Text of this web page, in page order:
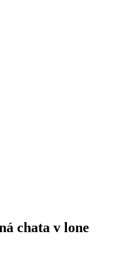
chata v lone